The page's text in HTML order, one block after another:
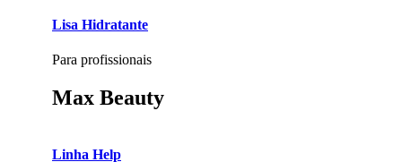
Lisa Hidratante
Para profissionais
Max Beauty
Linha Help